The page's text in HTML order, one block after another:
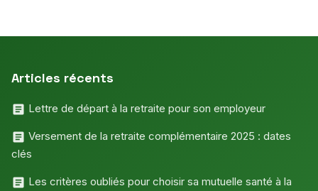
Articles récents
Lettre de départ à la retraite pour son employeur
Versement de la retraite complémentaire 2025 : dates
clés
Les critères oubliés pour choisir sa mutuelle santé à la